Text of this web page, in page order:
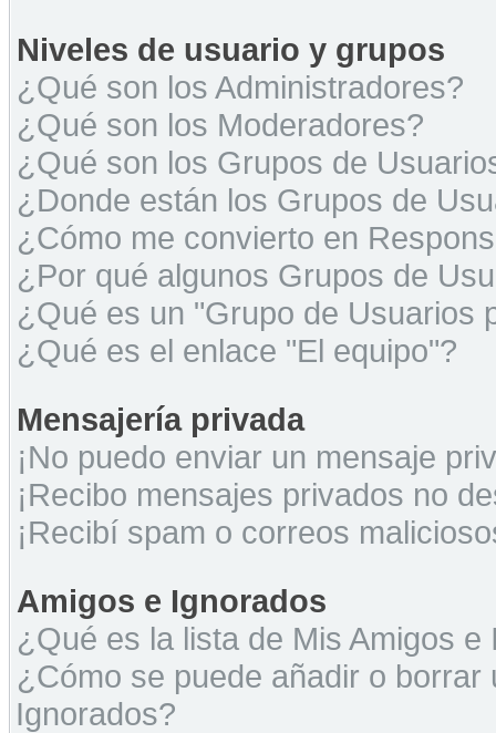
Niveles de usuario y grupos
¿Qué son los Administradores?
¿Qué son los Moderadores?
¿Qué son los Grupos de
¿Donde están los Grupos de
¿Cómo me convierto en
¿Por qué algunos Grupos de
¿Qué es un "Grupo de Usuarios
¿Qué es el enlace "El equipo"?
Mensajería privada
¡No puedo enviar un mensaje
¡Recibo mensajes privados no
¡Recibí spam o correos
Amigos e Ignorados
¿Qué es la lista de Mis Amigos e
¿Cómo se puede añadir o
Ignorados?